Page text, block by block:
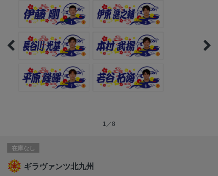
1／8
在庫なし
ギラヴァンツ北九州